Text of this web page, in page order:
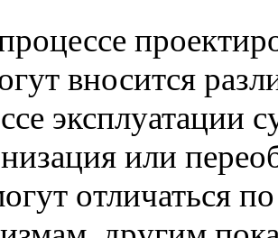
вносится
эксплуатации
или
отличаться